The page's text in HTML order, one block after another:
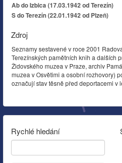
Ab do Izbica (17.03.1942 od Terezín)
S do Terezín (22.01.1942 od Plzeň)
Zdroj
Seznamy sestavené v roce 2001
Terezínských pamětních knih a dalších
Židovského muzea v Praze, archiv
muzea v Osvětimi a osobní rozhovory)
označují stav těsně před deportacemi v
Rychlé hledání